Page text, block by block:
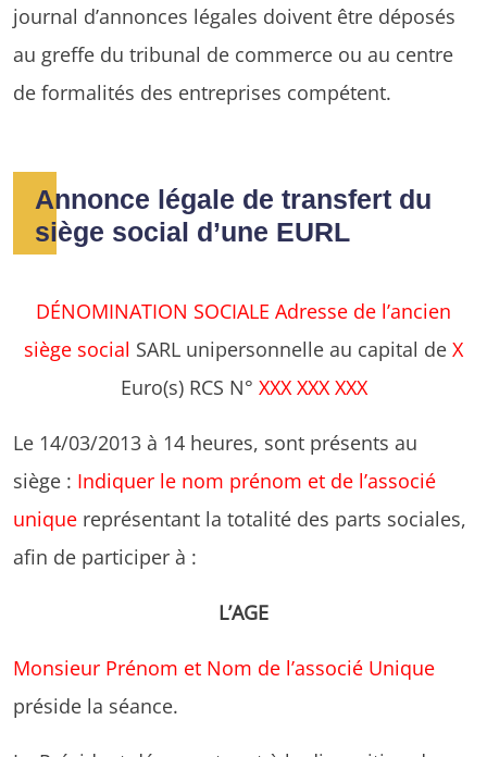
journal d’annonces légales doivent être déposés
au greffe du tribunal de commerce ou au centre
de formalités des entreprises compétent.
Annonce légale de transfert du
siège social d’une EURL
DÉNOMINATION SOCIALE Adresse de l’ancien
siège social SARL unipersonnelle au capital de X
Euro(s) RCS N° XXX XXX XXX
Le 14/03/2013 à 14 heures, sont présents au
siège : Indiquer le nom prénom et de l’associé
unique représentant la totalité des parts sociales,
afin de participer à :
L’AGE
Monsieur Prénom et Nom de l’associé Unique
préside la séance.